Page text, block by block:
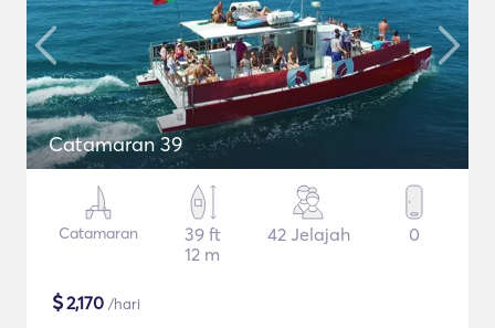
Catamaran 39
Catamaran
39 ft
12 m
42 Jelajah 0
$2,170 /hari